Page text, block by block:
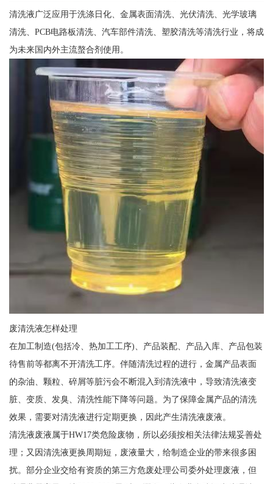
清洗液广泛应用于洗涤日化、金属表面清洗、光伏清洗、光学玻璃
清洗、PCB电路板清洗、汽车部件清洗、塑胶清洗等清洗行业，将成
为未来国内外主流螯合剂使用。
废清洗液怎样处理
在加工制造(包括冷、热加工工序)、产品装配、产品入库、产品包装
待售前等都离不开清洗工序。伴随清洗过程的进行，金属产品表面
的杂油、颗粒、碎屑等脏污会不断混入到清洗液中，导致清洗液变
脏、变质、发臭、清洗性能下降等问题。为了保障金属产品的清洗
效果，需要对清洗液进行定期更换，因此产生清洗液废液。
清洗液废液属于HW17类危险废物，所以必须按相关法律法规妥善处
理；又因清洗液更换周期短，废液量大，给制造企业的带来很多困
扰。部分企业交给有资质的第三方危废处理公司委外处理废液，但